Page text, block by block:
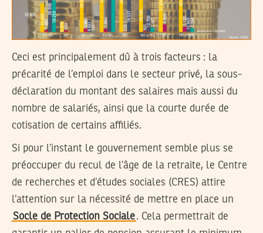
Ceci est principalement dû à trois facteurs : la
précarité de l’emploi dans le secteur privé, la sous-
déclaration du montant des salaires mais aussi du
nombre de salariés, ainsi que la courte durée de
cotisation de certains affiliés.
Si pour l’instant le gouvernement semble plus se
préoccuper du recul de l’âge de la retraite, le Centre
de recherches et d’études sociales (CRES) attire
l’attention sur la nécessité de mettre en place un
Socle de Protection Sociale. Cela permettrait de